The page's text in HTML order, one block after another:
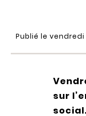
Publié le
sur